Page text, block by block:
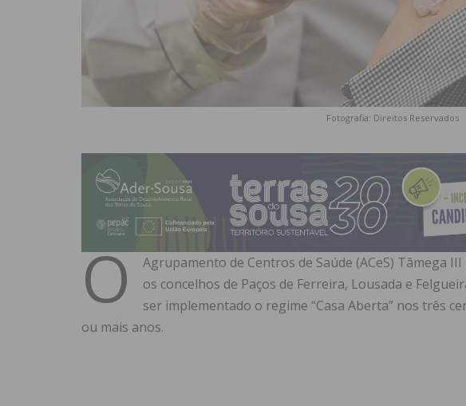
Fotografia: Direitos Reservados
O
Agrupamento de Centros de Saúde (ACeS) Tâmega
os concelhos de Paços de Ferreira, Lousada e
ser implementado o regime “Casa Aberta” nos três
ou mais anos.